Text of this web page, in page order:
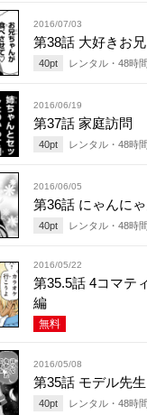
2016/07/03
第38話 大好きお
40pt レンタル・ 48時間
2016/06/19
第37話 家庭訪問
40pt レンタル・ 48時間
2016/06/05
第36話 にゃんに
40pt レンタル・ 48時間
2016/05/22
第35.5話 4コマテ
編
無料
2016/05/08
第35話 モデル先生
40pt レンタル・ 48時間